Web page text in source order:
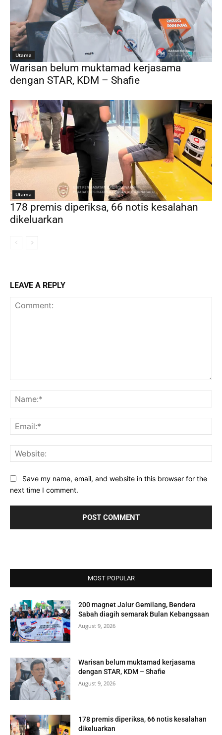
Utama
Warisan belum muktamad kerjasama
dengan STAR, KDM – Shafie
Utama
178 premis diperiksa, 66 notis kesalahan
dikeluarkan
LEAVE A REPLY
Save my name, email, and website in this browser for the
next time I comment.
MOST POPULAR
200 magnet Jalur Gemilang, Bendera
Sabah diagih semarak Bulan Kebangsaan
August 9, 2026
Warisan belum muktamad kerjasama
dengan STAR, KDM – Shafie
August 9, 2026
178 premis diperiksa, 66 notis kesalahan
dikeluarkan